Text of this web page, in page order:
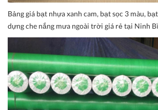
Bảng giá bạt nhựa xanh cam, bạt sọc 3 màu,
dựng che nắng mưa ngoài trời giá rẻ tại Ninh